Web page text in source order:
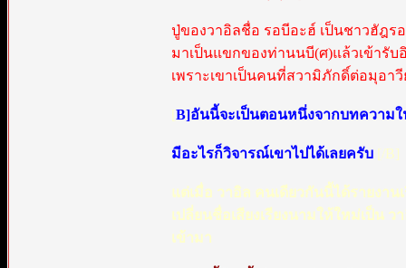
ปู่ของวาอิลชื่อ รอบีอะฮ์ เป็นชาวฮัฎร
มาเป็นแขกของท่านนบี(ศ)แล้วเข้ารับ
เพราะเขาเป็นคนที่สวามิภักดิ์ต่อมุอ
[B]อันนี้จะเป็นตอนหนึ่งจากบทความ
มีอะไรก็วิจารณ์เขาไปได้เลยครับ [/B]
แต่เมื่อ วาอิล คนเดียวกันนี้ได้รายงา
เปลี่ยนชื่อเสียงเรียงนามให้ใหม่เป็น
เข้ามา